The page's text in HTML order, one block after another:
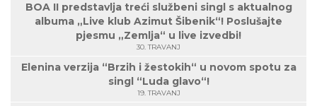
BOA II predstavlja treći službeni singl s aktualnog
albuma „Live klub Azimut Šibenik“! Poslušajte
pjesmu „Zemlja“ u live izvedbi!
30. TRAVANJ
Elenina verzija “Brzih i žestokih“ u novom spotu za
singl “Luda glavo“!
19. TRAVANJ